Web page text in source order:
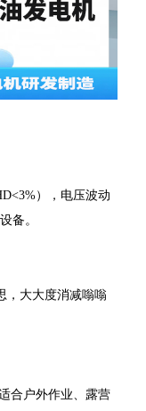
），电压波动
备。
，大大度消减嗡嗡
合户外作业、露营